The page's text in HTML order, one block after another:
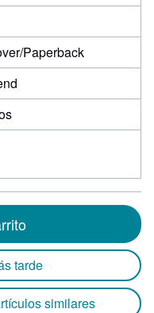
Paperback
tarde
similares